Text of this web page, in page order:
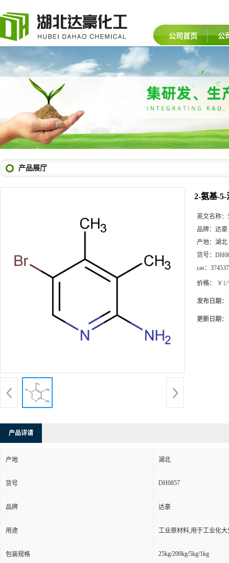
公司首页 公
产品展厅
2-氨基-5-
英文名称：
品牌： 达豪
产地： 湖北
货号：
cas：
价格： ￥
发布日期：
更新日期：
产品详请
产地 湖北
货号 DH0857
品牌 达豪
用途 工业原材料,用于工业化大
包装规格 25kg/200kg/5kg/1kg